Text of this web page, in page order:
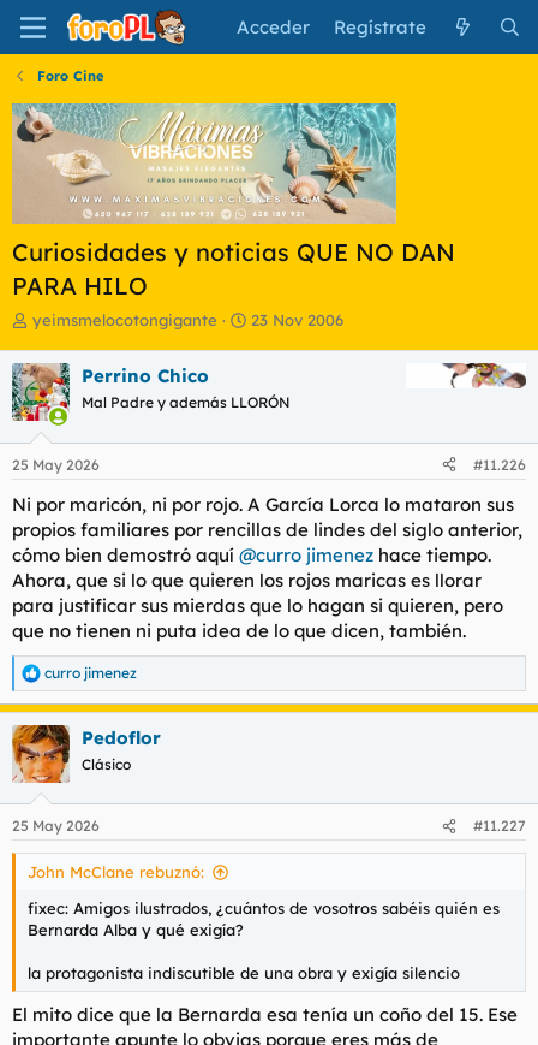
Acceder Regístrate
Foro Cine
Curiosidades y noticias QUE NO DAN
PARA HILO
I
i
c
i
a
d
o
d
e
l
t
e
a
yeimsmelocotongigante
F
a
e
i
c
i
o
23 Nov 2006
Perrino Chico
Mal Padre y además LLORÓN
25 May 2026 #11.226
Ni por maricón, ni por rojo. A García Lorca lo mataron sus
propios familiares por rencillas de lindes del siglo anterior,
cómo bien demostró aquí @curro jimenez hace tiempo.
Ahora, que si lo que quieren los rojos maricas es llorar
para justificar sus mierdas que lo hagan si quieren, pero
que no tienen ni puta idea de lo que dicen, también.
R
e
a
c
c
i
e
s
curro jimenez
Pedoflor
Clásico
25 May 2026 #11.227
John McClane rebuznó:
fixec: Amigos ilustrados, ¿cuántos de vosotros sabéis quién es
Bernarda Alba y qué exigía?
la protagonista indiscutible de una obra y exigía silencio
El mito dice que la Bernarda esa tenía un coño del 15. Ese
importante apunte lo obvias porque eres más de